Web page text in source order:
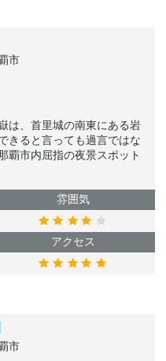
市
は、首里城の南東にある岩
きると言っても過言ではな
覇市内屈指の夜景スポット
雰囲気
アクセス
市